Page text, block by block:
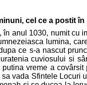
cel ce a postit
anul 1030, numit cu
lumina,
ce s-a nascut
cuviosului si
vreme a
vada Sfintele Locuri